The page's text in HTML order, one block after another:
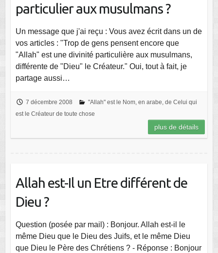
particulier aux musulmans ?
Un message que j'ai reçu : Vous avez écrit dans un de
vos articles : "Trop de gens pensent encore que
"Allah" est une divinité particulière aux musulmans,
différente de "Dieu" le Créateur." Oui, tout à fait, je
partage aussi…
7 décembre 2008
"Allah" est le Nom, en arabe, de Celui qui
est le Créateur de toute chose
plus de détails
Allah est-Il un Etre différent de
Dieu ?
Question (posée par mail) : Bonjour. Allah est-il le
même Dieu que le Dieu des Juifs, et le même Dieu
que Dieu le Père des Chrétiens ? - Réponse : Bonjour